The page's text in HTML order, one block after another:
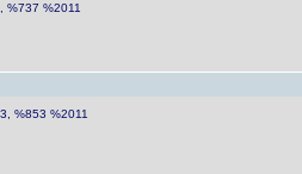
%737 %2011
%853 %2011